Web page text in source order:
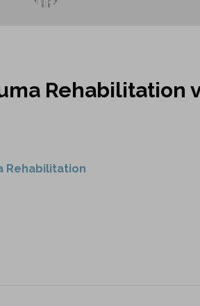
Rehabilitation
Rehabilitation